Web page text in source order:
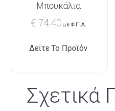
Μπουκάλια
€ 74.40 με Φ.Π.Α.
Δείτε Το Προϊόν
Σχετικά